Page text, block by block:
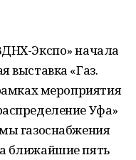
Экспо» начала
выставка «Газ.
мероприятия
Уфа»
газоснабжения
ближайшие пять